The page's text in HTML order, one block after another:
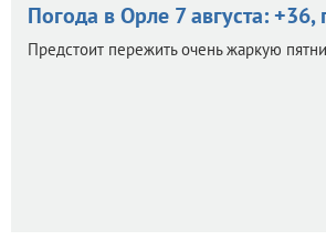
Погода в Орле 7 августа: +36,
Предстоит пережить очень жаркую